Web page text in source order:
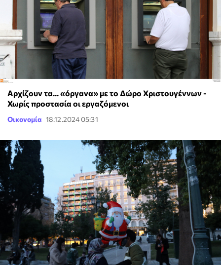
Αρχίζουν τα... «όργανα» με το Δώρο Χριστουγέννων -
Χωρίς προστασία οι εργαζόμενοι
Οικονομία 18.12.2024 05:31